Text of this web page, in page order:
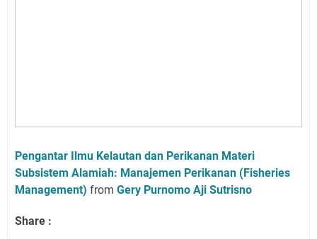
Pengantar Ilmu Kelautan dan Perikanan Materi
Subsistem Alamiah: Manajemen Perikanan (Fisheries
Management) from Gery Purnomo Aji Sutrisno
Share :